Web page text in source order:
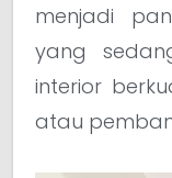
menjadi
yang
interior
atau